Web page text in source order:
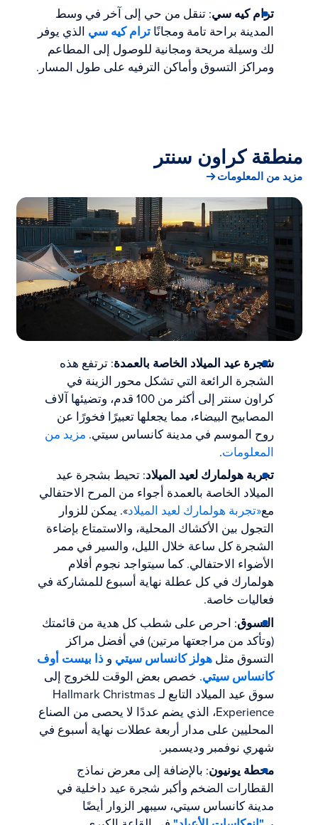
ترام كيه سي: تنقل من حي إلى آخر في وسط
المدينة براحة تامة ومجانًاترام كيه سي الذي يوفر
لك وسيلة مريحة ومجانية للوصول إلى المطاعم
ومراكز التسوق وأماكن الترفيه على طول المسار.
منطقة كراون سنتر
مزيد من المعلومات
شجرة عيد الميلاد الخاصة بالعمدة: ترتفع هذه
الشجرة الرائعة التي تشكل محور الزينة في
كراون سنتر إلى أكثر من 100 قدم، وتضيئها آلاف
المصابيح البيضاء، مما يجعلها تعبيرًا فخورًا عن
روح الموسم في مدينة كانساس سيتي. مزيد من
المعلومات.
تجربة هولمارك لعيد الميلاد: تحيط بشجرة عيد
الميلاد الخاصة بالعمدة أجواء من المرح الاحتفالي
مع«تجربة هولمارك لعيد الميلاد». يمكن للزوار
التجول بين الأكشاك المحلية، والاستمتاع بإضاءة
الشجرة كل ساعة خلال الليل، والسير في ممر
الأضواء الاحتفالي. كما سيتواجد نجوم أفلام
هولمارك في كل عطلة نهاية أسبوع للمشاركة في
فعاليات خاصة.
التسوق: احرص على شطب كل هدية من قائمتك
(وتأكد من مراجعتها مرتين) في أفضل مراكز
التسوق مثلهولز كانساس سيتي وذا بيست أوف
كانساس سيتي. خصص بعض الوقت للخروج إلى
سوق عيد الميلاد التابع لـ Hallmark Christmas
Experience، الذي يضم عددًا لا يحصى من الصناع
المحليين على مدار أربعة عطلات نهاية أسبوع في
شهري نوفمبر وديسمبر.
محطة يونيون: بالإضافة إلى معرض نماذج
القطارات الضخم وأكبر شجرة عيد داخلية في
مدينة كانساس سيتي، سيبهر الزوار أيضًا